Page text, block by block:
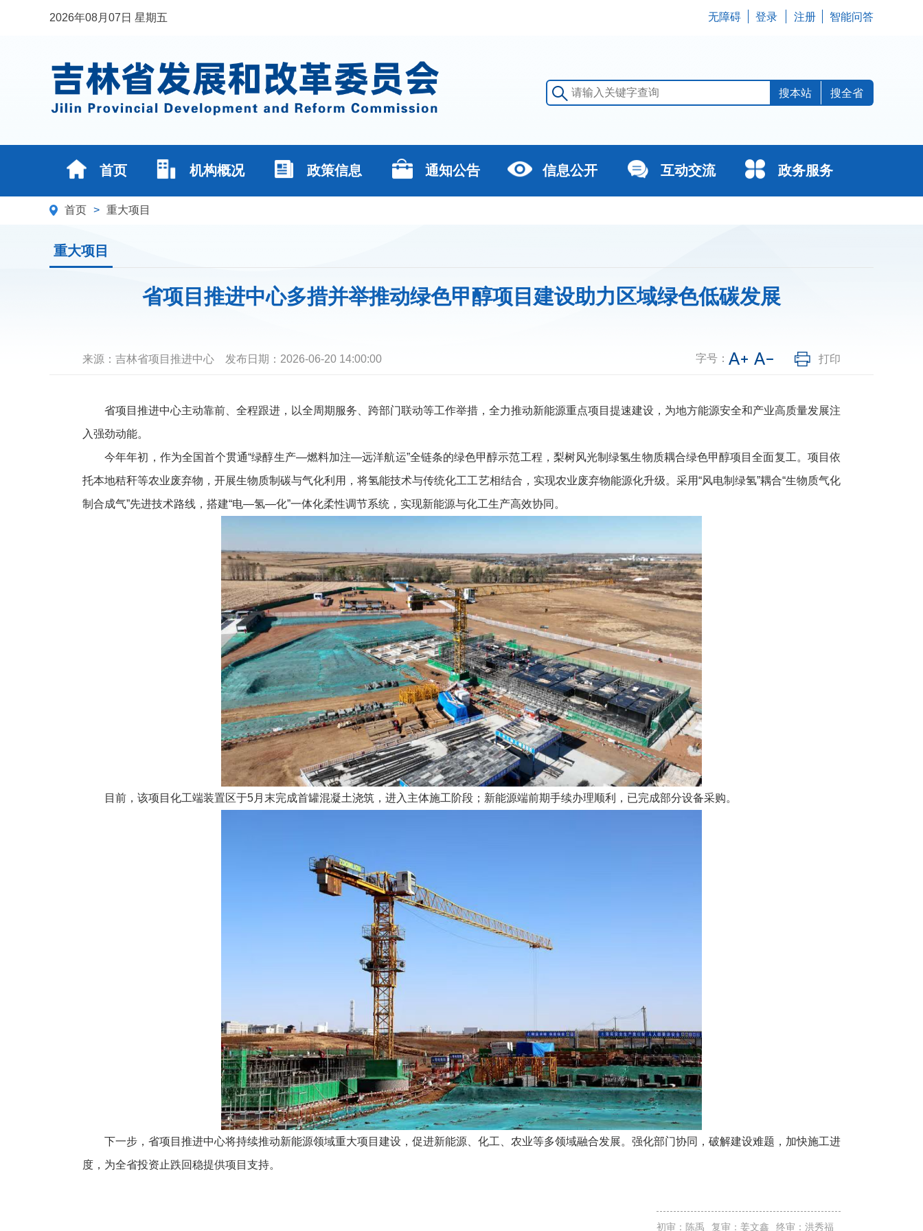
2026年08月07日 星期五 无障碍 登录 注册 智能问答
搜全省
首页 机构概况 政策信息 通知公告 信息公开 互动交流 政务服务
首页 > 重大项目
重大项目
省项目推进中心多措并举推动绿色甲醇项目建设助力区域绿色低碳发展
来源： 吉林省项目推进中心 发布日期： 2026-06-20 14:00:00 字号： 打印
省项目推进中心主动靠前、全程跟进，以全周期服务、跨部门联动等工作举措，全力推动新能源重点项目提速建设，为地方能源安全和产业高质量发展注
入强劲动能。
今年年初，作为全国首个贯通“绿醇生产—燃料加注—远洋航运”全链条的绿色甲醇示范工程，梨树风光制绿氢生物质耦合绿色甲醇项目全面复工。项目依
托本地秸秆等农业废弃物，开展生物质制碳与气化利用，将氢能技术与传统化工工艺相结合，实现农业废弃物能源化升级。采用“风电制绿氢”耦合“生物质气化
制合成气”先进技术路线，搭建“电—氢—化”一体化柔性调节系统，实现新能源与化工生产高效协同。
目前，该项目化工端装置区于5月末完成首罐混凝土浇筑，进入主体施工阶段；新能源端前期手续办理顺利，已完成部分设备采购。
下一步，省项目推进中心将持续推动新能源领域重大项目建设，促进新能源、化工、农业等多领域融合发展。强化部门协同，破解建设难题，加快施工进
度，为全省投资止跌回稳提供项目支持。
初审：陈禹 复审：姜文鑫 终审：洪秀福